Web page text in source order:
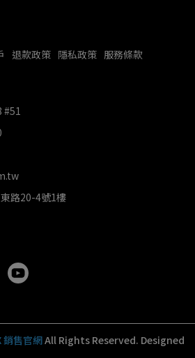
退款政策 隱私政策 服務條款
#51
路20-4號1樓
銷售官網All Rights Reserved. Designed